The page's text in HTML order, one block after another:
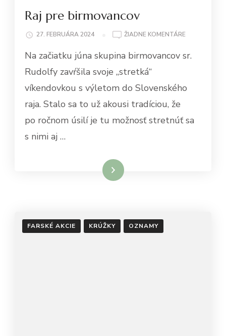
Raj pre birmovancov
27. FEBRUÁRA 2024 ŽIADNE KOMENTÁRENA
PRE
Na začiatku júna skupina birmovancov sr.
Rudolfy zavŕšila svoje „stretká“
víkendovkou s výletom do Slovenského
raja. Stalo sa to už akousi tradíciou, že
po ročnom úsilí je tu možnosť stretnúť sa
s nimi aj …
Čítať viac
FARSKÉ AKCIE KRÚŽKY OZNAMY